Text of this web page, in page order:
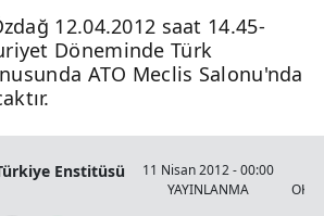
12.04.2012 saat 14.45-
Döneminde Türk
ATO Meclis Salonu'nda
Enstitüsü
11 Nisan 2012 - 00:00
YAYINLANMA